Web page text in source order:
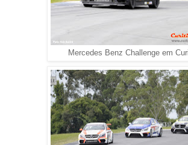
Mercedes Benz Challenge em